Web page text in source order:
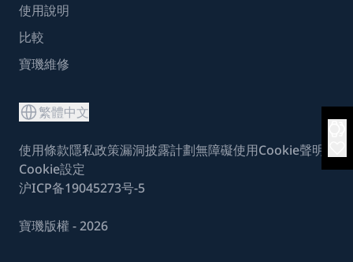
使用說明
比較
寶璣維修
繁體中文
使用條款隱私政策漏洞披露計劃無障礙使用Cookie聲明
Cookie設定
沪ICP备19045273号-5
寶璣版權 - 2026